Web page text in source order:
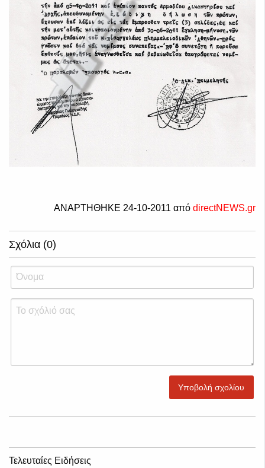
ΑΝΑΡΤΗΘΗΚΕ 24-10-2011 από directNEWS.gr
Σχόλια (0)
Υποβολή σχολίου
Τελευταίες Ειδήσεις